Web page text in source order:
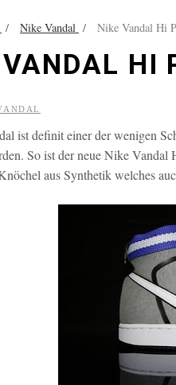
/ Nike Vandal / Nike Vandal Hi
HI
ist definit einer der wenigen
So ist der neue Nike Vandal
aus Synthetik welches